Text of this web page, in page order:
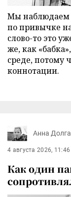
Мы наблюдаем
по привычке
слово-то это
же, как
среде, потому
коннотации.
Анна
4 августа 2026, 11:46
Как один